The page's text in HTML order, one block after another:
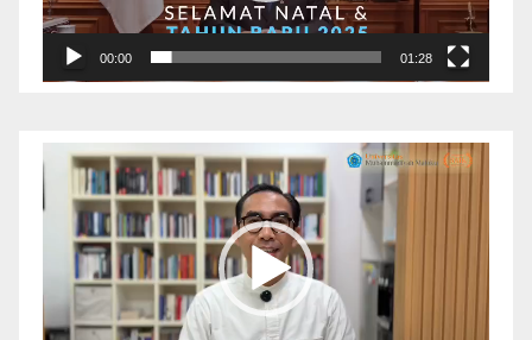
00:00 01:28
Pemutar
Video